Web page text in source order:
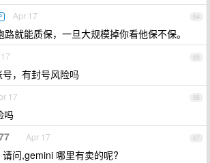
64
Apr 17
路就能质保，一旦大规模掉你看他保不保。
65
，有封号风险吗
66
17
吗
67
Apr 17
问,gemini 哪里有卖的呢?